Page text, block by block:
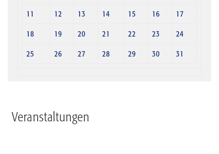
11 12 13 14 15 16 17
18 19 20 21 22 23 24
25 26 27 28 29 30 31
Veranstaltungen